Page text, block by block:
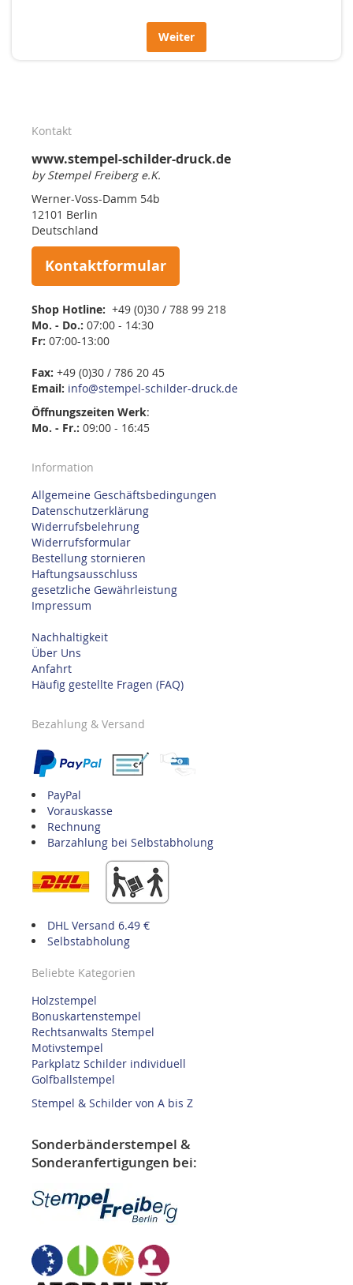
Weiter
Kontakt
www.stempel-schilder-druck.de
by Stempel Freiberg e.K.
Werner-Voss-Damm 54b
12101 Berlin
Deutschland
Kontaktformular
Shop Hotline: +49 (0)30 / 788 99 218
Mo. - Do.: 07:00 - 14:30
Fr: 07:00-13:00
Fax: +49 (0)30 / 786 20 45
Email: info@stempel-schilder-druck.de
Öffnungszeiten Werk:
Mo. - Fr.: 09:00 - 16:45
Information
Allgemeine Geschäftsbedingungen
Datenschutzerklärung
Widerrufsbelehrung
Widerrufsformular
Bestellung stornieren
Haftungsausschluss
gesetzliche Gewährleistung
Impressum
Nachhaltigkeit
Über Uns
Anfahrt
Häufig gestellte Fragen (FAQ)
Bezahlung & Versand
PayPal
Vorauskasse
Rechnung
Barzahlung bei Selbstabholung
DHL Versand 6.49 €
Selbstabholung
Beliebte Kategorien
Holzstempel
Bonuskartenstempel
Rechtsanwalts Stempel
Motivstempel
Parkplatz Schilder individuell
Golfballstempel
Stempel & Schilder von A bis Z
Sonderbänderstempel &
Sonderanfertigungen bei: